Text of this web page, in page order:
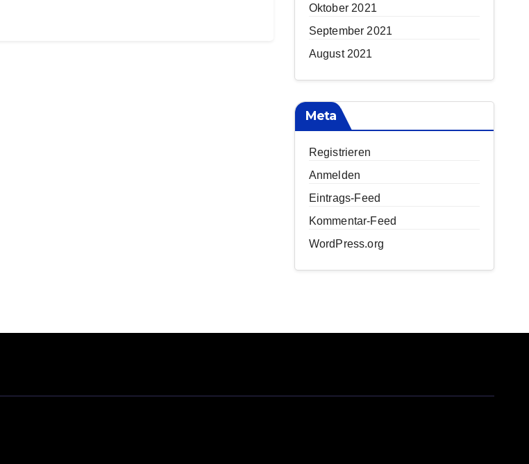
Oktober 2021
September 2021
August 2021
Meta
Registrieren
Anmelden
Eintrags-Feed
Kommentar-Feed
WordPress.org